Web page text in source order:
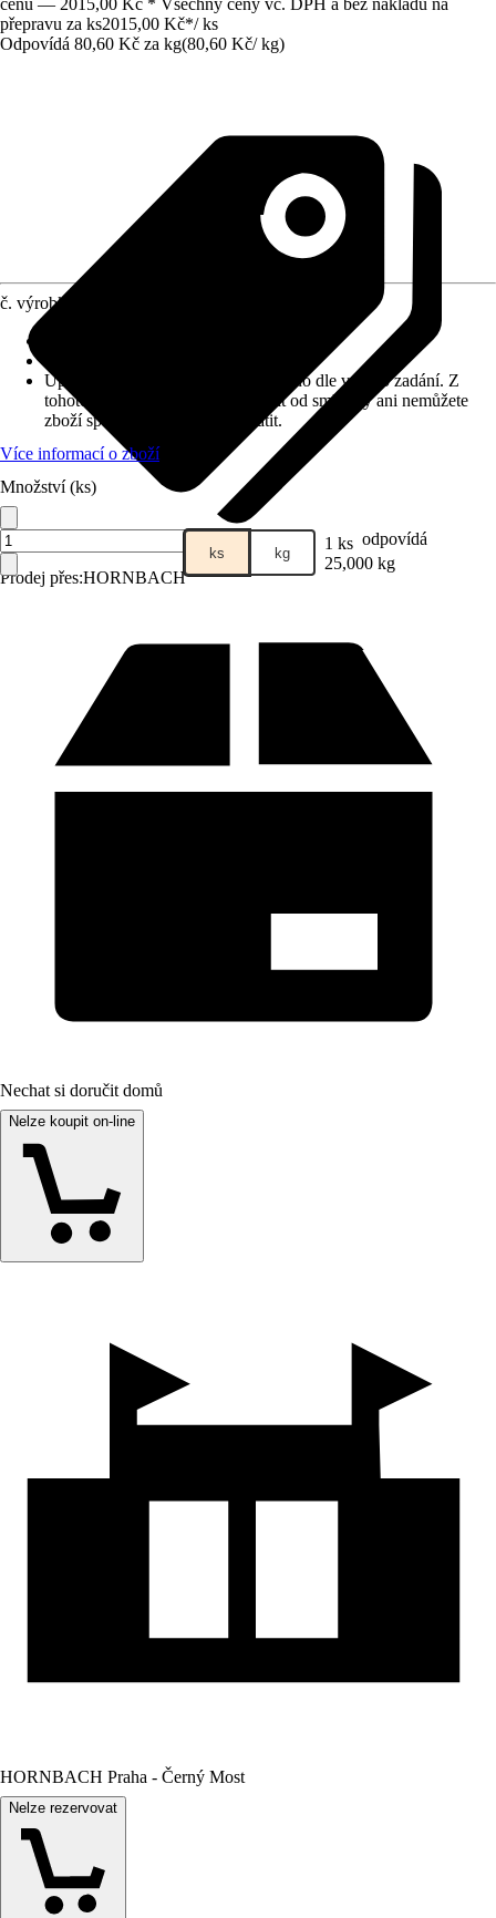
cenu — 2015,00 Kč * Všechny ceny vč. DPH a bez nákladů na
přepravu za ks2015,00 Kč*/ ks
Odpovídá 80,60 Kč za kg(80,60 Kč/ kg)
Prodej přes:HORNBACH
č. výrobku
Upozornění: toto zboží bylo vyrobeno dle vašeho zadání. Z
tohoto důvodu nemůžete odstoupit od smlouvy ani nemůžete
zboží společnosti Hornbach vrátit.
Více informací o zboží
Množství (ks)
ks kg 1 ks odpovídá
25,000 kg
Nechat si doručit domů
Nelze koupit on-line
HORNBACH Praha - Černý Most
Nelze rezervovat